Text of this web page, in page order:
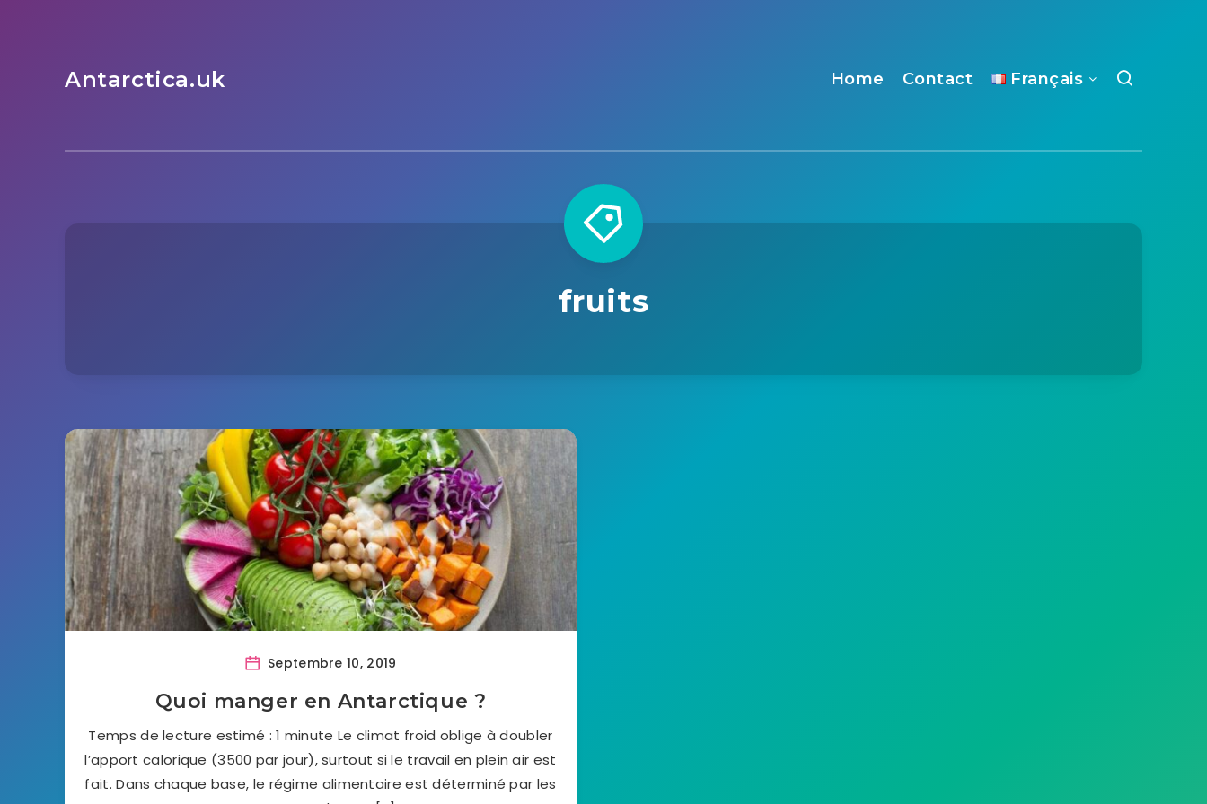
Antarctica.uk Home Contact Français
fruits
Septembre 10, 2019
Quoi manger en Antarctique ?
Temps de lecture estimé : 1 minute Le climat froid oblige à doubler
l’apport calorique (3500 par jour), surtout si le travail en plein air est
fait. Dans chaque base, le régime alimentaire est déterminé par les